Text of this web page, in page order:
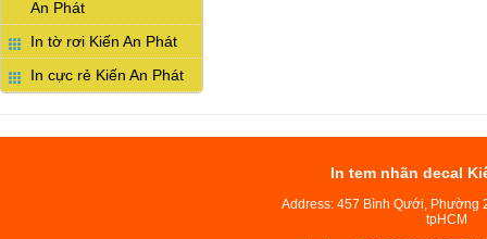
An Phát
In tờ rơi Kiến An Phát
In cực rẻ Kiến An Phát
In tem nhãn decal
Address: 457 Bình Qưới, Phường
tpHCM